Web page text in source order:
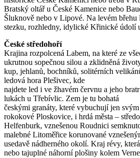
Bratský oltář u České Kamenice nebo
Šluknově nebo v Lipové. Na levém břehu
stezku, rozhledny, idylické Křinické údolí
České středohoří
Krajina rozpolcená Labem, na které ze
ukrutnou sopečnou silou a zklidněná
kup, jehlanů, bochníků, solitérních
ledová hora Plešivec, kde
najdete led i ve žhavém červnu a jeho
lukách u Třebívlic. Zem je tu bohatá
českými granáty, které vybuchují jen
rokokové Ploskovice, i hrdá města –
Helfenburk, vznešenou Roudnici
malebné Litoměřice korunované
usedavě nádherného okolí. Kraj révy,
nebo tajuplné náhorní plošiny kolem